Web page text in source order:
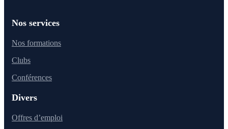
Nos services
Nos formations
Clubs
Conférences
Divers
Offres d’emploi